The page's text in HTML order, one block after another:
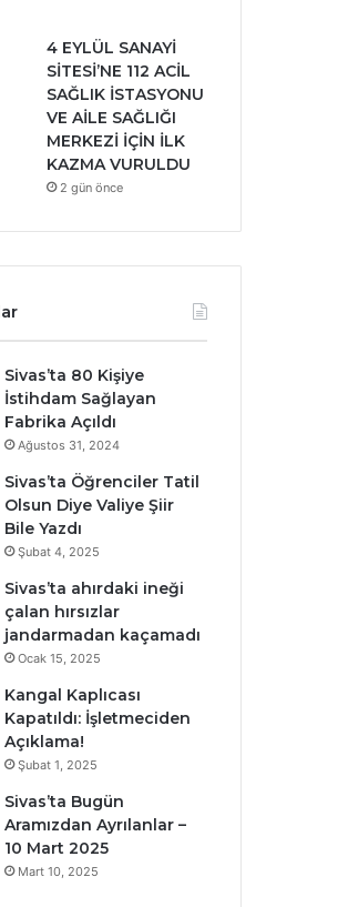
4 EYLÜL SANAYİ
SİTESİ’NE 112 ACİL
SAĞLIK İSTASYONU
VE AİLE SAĞLIĞI
MERKEZİ İÇİN İLK
KAZMA VURULDU
2 gün önce
Sivas’ta 80 Kişiye
İstihdam Sağlayan
Fabrika Açıldı
Ağustos 31, 2024
Sivas’ta Öğrenciler Tatil
Olsun Diye Valiye Şiir
Bile Yazdı
Şubat 4, 2025
Sivas’ta ahırdaki ineği
çalan hırsızlar
jandarmadan kaçamadı
Ocak 15, 2025
Kangal Kaplıcası
Kapatıldı: İşletmeciden
Açıklama!
Şubat 1, 2025
Sivas’ta Bugün
Aramızdan Ayrılanlar –
10 Mart 2025
Mart 10, 2025